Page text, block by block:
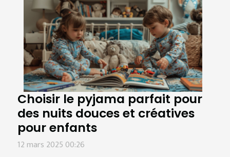
Choisir le pyjama parfait pour
des nuits douces et créatives
pour enfants
12 mars 2025 00:26